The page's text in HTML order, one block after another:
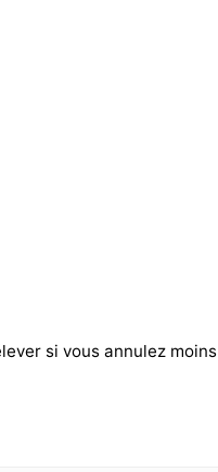
si vous annulez moins